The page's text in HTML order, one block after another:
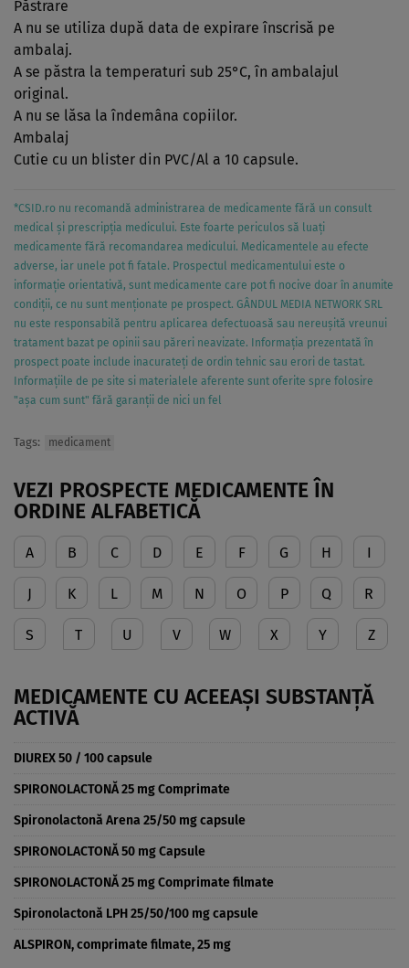
Păstrare
A nu se utiliza după data de expirare înscrisă pe
ambalaj.
A se păstra la temperaturi sub 25°C, în ambalajul
original.
A nu se lăsa la îndemâna copiilor.
Ambalaj
Cutie cu un blister din PVC/Al a 10 capsule.
*CSID.ro nu recomandă administrarea de medicamente fără un consult
medical și prescripția medicului. Este foarte periculos să luați
medicamente fără recomandarea medicului. Medicamentele au efecte
adverse, iar unele pot fi fatale. Prospectul medicamentului este o
informație orientativă, sunt medicamente care pot fi nocive doar în anumite
condiții, ce nu sunt menționate pe prospect. GÂNDUL MEDIA NETWORK SRL
nu este responsabilă pentru aplicarea defectuoasă sau nereușită vreunui
tratament bazat pe opinii sau păreri neavizate. Informația prezentată în
prospect poate include inacurateți de ordin tehnic sau erori de tastat.
Informațiile de pe site si materialele aferente sunt oferite spre folosire
"așa cum sunt" fără garanții de nici un fel
Tags: medicament
VEZI PROSPECTE MEDICAMENTE ÎN
ORDINE ALFABETICĂ
A B C D E F G H I
J K L M N O P Q R
S T U V W X Y Z
MEDICAMENTE CU ACEEAȘI SUBSTANȚĂ
ACTIVĂ
DIUREX 50 / 100 capsule
SPIRONOLACTONĂ 25 mg Comprimate
Spironolactonă Arena 25/50 mg capsule
SPIRONOLACTONĂ 50 mg Capsule
SPIRONOLACTONĂ 25 mg Comprimate filmate
Spironolactonă LPH 25/50/100 mg capsule
ALSPIRON, comprimate filmate, 25 mg